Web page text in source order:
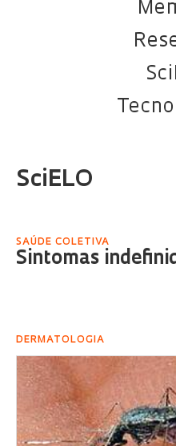
SciELO
SAÚDE COLETIVA
Sintomas
DERMATOLOGIA